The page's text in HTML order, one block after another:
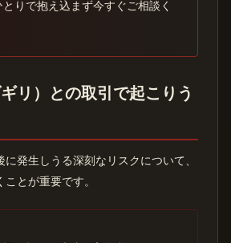
りで抱え込まず今すぐご相談く
リ）との取引で起こりう
発生しうる深刻なリスクについて、
とが重要です。